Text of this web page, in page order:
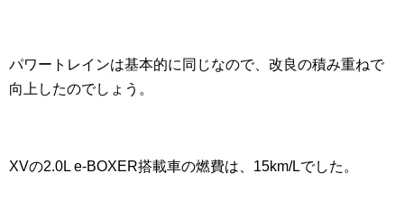
パワートレインは基本的に同じなので、改良の積み重ねで
向上したのでしょう。
XVの2.0L e-BOXER搭載車の燃費は、15km/Lでした。